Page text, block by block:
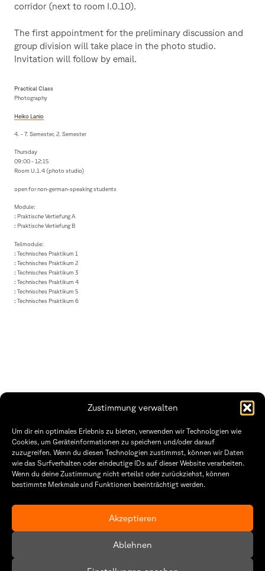
Zustimmung verwalten
Um dir ein optimales Erlebnis zu bieten, verwenden wir Technologien wie
Cookies, um Geräteinformationen zu speichern und/oder darauf
zuzugreifen. Wenn du diesen Technologien zustimmst, können wir Daten
wie das Surfverhalten oder eindeutige IDs auf dieser Website verarbeiten.
Wenn du deine Zustimmung nicht erteilst oder zurückziehst, können
bestimmte Merkmale und Funktionen beeinträchtigt werden.
Akzeptieren
Ablehnen
corridor (next to room I.0.10).
The first appointment for the preliminary discussion and
group division will take place in the photo studio.
Invitation will follow by email.
Practical Class
Photography
Heiko Lanio
4. - 7. Semester, 2. Semester
Thursday
09:00 - 12:15
Room U.1.4 (photo studio)
open for non-german-speaking students
Module:
: Praktische Vertiefung A
: Praktische Vertiefung B
Teilmodule:
: Technisches Praktikum 1
: Technisches Praktikum 2
: Technisches Praktikum 3
: Technisches Praktikum 4
: Technisches Praktikum 5
: Technisches Praktikum 6
THWS | Fakultät Gestaltung Würzburg
Technische Hochschule
Würzburg-Schweinfurt
Sanderheinrichsleitenweg 20
tel: +49 931 35 11 93 02
Öffnungszeiten Dekanat
Montag – Freitag
8:30 – 12:00
8:30 – 15:30
Datenschutzerklärung